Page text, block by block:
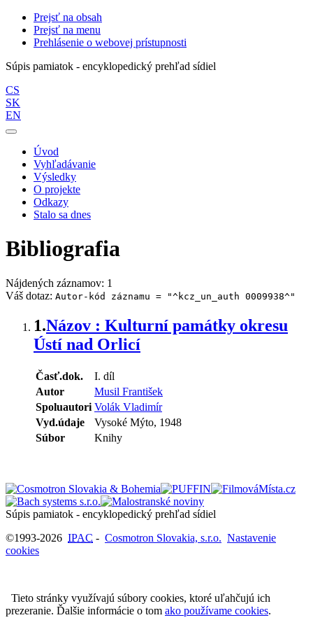
Prejsť na obsah
Prejsť na menu
Prehlásenie o webovej prístupnosti
Súpis pamiatok - encyklopedický prehľad sídiel
CS
SK
EN
Úvod
Vyhľadávanie
Výsledky
O projekte
Odkazy
Stalo sa dnes
Bibliografia
Nájdených záznamov: 1
Váš dotaz: Autor-kód záznamu = "^kcz_un_auth 0009938^"
1.Názov : Kulturní památky okresu
Ústí nad Orlicí
Časť.dok.
I. díl
Autor
Musil František
Spoluautori Volák Vladimír
Vyd.údaje
Vysoké Mýto, 1948
Súbor
Knihy
Súpis pamiatok - encyklopedický prehľad sídiel
©1993-2026 IPAC - Cosmotron Slovakia, s.r.o. Nastavenie
cookies
Tieto stránky využívajú súbory cookies, ktoré uľahčujú ich
prezeranie. Ďalšie informácie o tom ako používame cookies.